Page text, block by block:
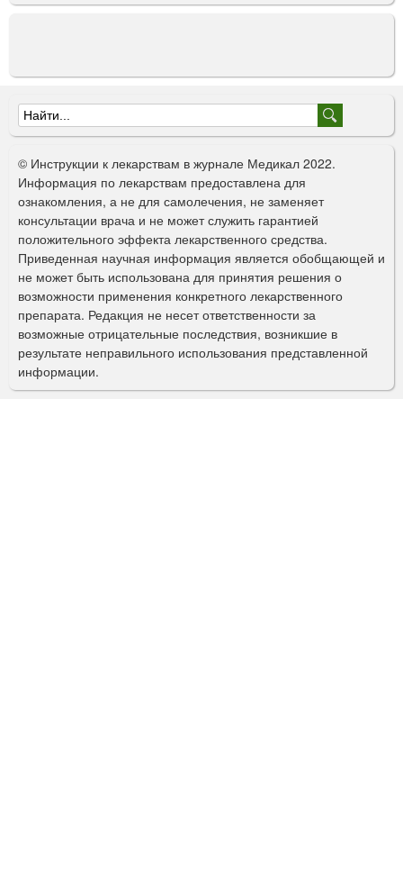
Ф
о
р
м
а
п
о
и
с
к
© Инструкции к лекарствам в журнале Медикал 2022.
Информация по лекарствам предоставлена для
ознакомления, а не для самолечения, не заменяет
консультации врача и не может служить гарантией
положительного эффекта лекарственного средства.
Приведенная научная информация является обобщающей и
не может быть использована для принятия решения о
возможности применения конкретного лекарственного
препарата. Редакция не несет ответственности за
возможные отрицательные последствия, возникшие в
результате неправильного использования представленной
информации.